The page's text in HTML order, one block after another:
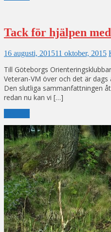
Tack för hjälpen
16 augusti, 201511 oktober, 2015
Till Göteborgs
Veteran-VM över och det är
Den slutliga sammanfattningen
redan nu kan vi […]